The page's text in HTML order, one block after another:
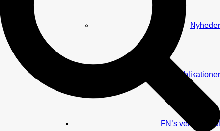
Nyheder
Publikationer
FN’s verdensmål